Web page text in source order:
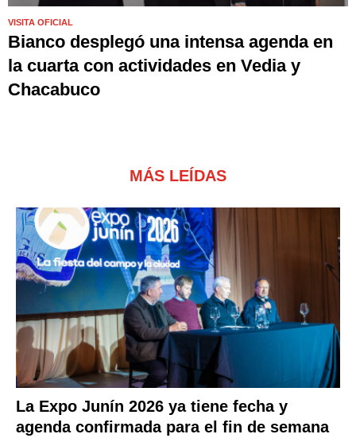
VISITA OFICIAL
Bianco desplegó una intensa agenda en
la cuarta con actividades en Vedia y
Chacabuco
MÁS LEÍDAS
La Expo Junín 2026 ya tiene fecha y
agenda confirmada para el fin de semana